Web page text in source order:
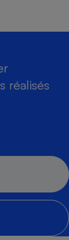
réalisés